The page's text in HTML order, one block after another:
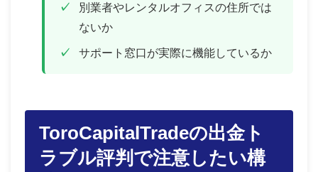
別業者やレンタルオフィスの住所では
ないか
サポート窓口が実際に機能しているか
ToroCapitalTradeの出金ト
ラブル評判で注意したい構